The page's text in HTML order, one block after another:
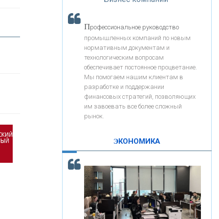
«РОСЕВРОБАНК»
«ПРЕСС-СЛУЖБА ВТБ24»
«АВТОГРАДБАНК»
КОНТАКТЫ
«Интервью»
Скорость - один из главных трендов в
кредитовании бизнеса - «Интервью»
Профессиональное руководство
промышленных компаний по новым
нормативным документам и
технологическим вопросам
обеспечивает постоянное процветание.
Мы помогаем нашим клиентам в
разработке и поддержании
финансовых стратегий, позволяющих
им завоевать все более сложный
рынок.
ЭКОНОМИКА